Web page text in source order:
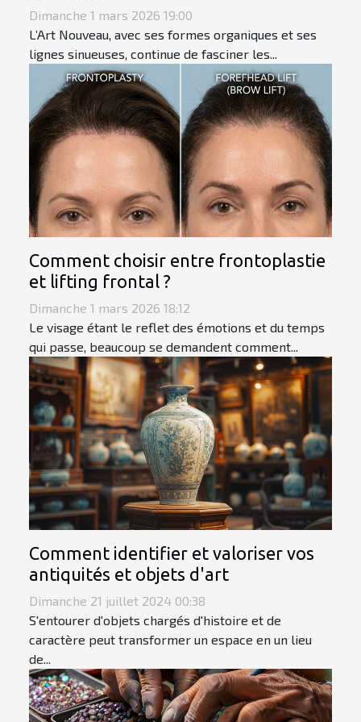
Dimanche 1 mars 2026 19:00
L’Art Nouveau, avec ses formes organiques et ses
lignes sinueuses, continue de fasciner les...
Comment choisir entre frontoplastie
et lifting frontal ?
Dimanche 1 mars 2026 18:12
Le visage étant le reflet des émotions et du temps
qui passe, beaucoup se demandent comment...
Comment identifier et valoriser vos
antiquités et objets d'art
Dimanche 21 juillet 2024 00:38
S'entourer d'objets chargés d'histoire et de
caractère peut transformer un espace en un lieu
de...